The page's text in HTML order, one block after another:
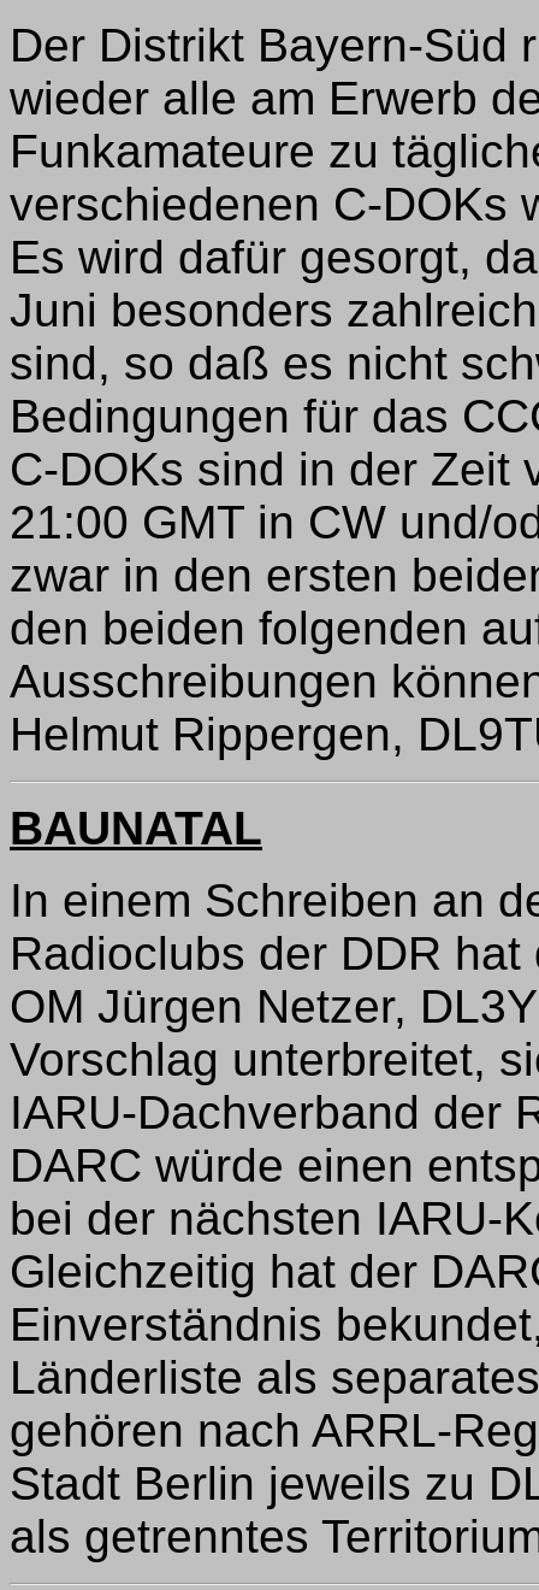
Der Distrikt Bayern-Süd
wieder alle am Erwerb
Funkamateure zu
verschiedenen C-DOKs
Es wird dafür gesorgt,
Juni besonders
sind, so daß es nicht
Bedingungen für das
C-DOKs sind in der Zeit
21:00 GMT in CW und/
zwar in den ersten
den beiden folgenden
Ausschreibungen
Helmut Rippergen,
BAUNATAL
In einem Schreiben an
Radioclubs der DDR
OM Jürgen Netzer,
Vorschlag unterbreitet,
IARU-Dachverband der
DARC würde einen
bei der nächsten IARU-
Gleichzeitig hat der
Einverständnis
Länderliste als
gehören nach ARRL-
Stadt Berlin jeweils zu
als getrenntes